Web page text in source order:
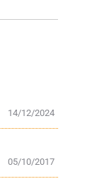
14/12/2024
05/10/2017